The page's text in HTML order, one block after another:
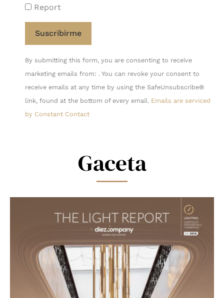
Report
Constant
Contact
Use.
Please
leave
By submitting this form, you are consenting to receive
marketing emails from: . You can revoke your consent to
receive emails at any time by using the SafeUnsubscribe®
link, found at the bottom of every email. Emails are serviced
by Constant Contact
Gaceta